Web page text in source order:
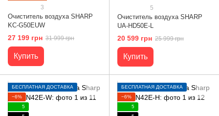
3
Очиститель воздуха SHARP
KC-G50EUW
27 199 грн 31 999 грн
Купить
5
Очиститель воздуха SHARP
UA-HD50E-L
20 599 грн 25 999 грн
Купить
БЕСПЛАТНАЯ ДОСТАВКА
−6%
5
БЕСПЛАТНАЯ ДОСТАВКА
−6%
5